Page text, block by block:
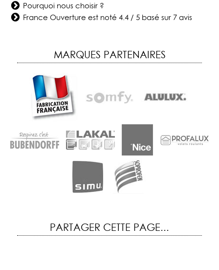
Pourquoi nous choisir ?
France Ouverture est noté4.4 /5 basé sur 7avis
MARQUES PARTENAIRES
PARTAGER CETTE PAGE...